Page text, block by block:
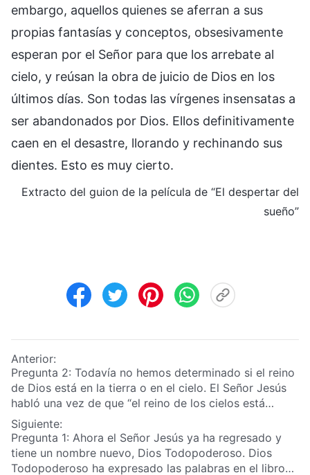
embargo, aquellos quienes se aferran a sus
propias fantasías y conceptos, obsesivamente
esperan por el Señor para que los arrebate al
cielo, y reúsan la obra de juicio de Dios en los
últimos días. Son todas las vírgenes insensatas a
ser abandonados por Dios. Ellos definitivamente
caen en el desastre, llorando y rechinando sus
dientes. Esto es muy cierto.
Extracto del guion de la película de “El despertar del
sueño”
Anterior:
Pregunta 2: Todavía no hemos determinado si el reino
de Dios está en la tierra o en el cielo. El Señor Jesús
habló una vez de que “el reino de los cielos está
cerca” y de “la venida del reino de los cielos”. Si es el
reino de los cielos, debería estar en los cielos. ¿Cómo
puede estar en la tierra?
Siguiente:
Pregunta 1: Ahora el Señor Jesús ya ha regresado y
tiene un nombre nuevo, Dios Todopoderoso. Dios
Todopoderoso ha expresado las palabras en el libro